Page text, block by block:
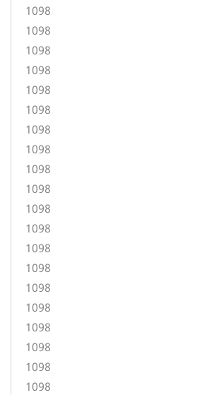
1098
1098
1098
1098
1098
1098
1098
1098
1098
1098
1098
1098
1098
1098
1098
1098
1098
1098
1098
1098